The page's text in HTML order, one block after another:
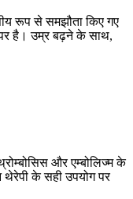
रूप से समझौता किए गए
है। उम्र बढ़ने के साथ,
और एम्बोलिज्म के
के सही उपयोग पर